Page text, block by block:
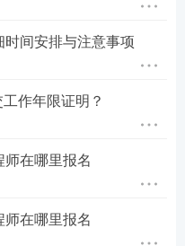
间安排与注意事项
作年限证明？
在哪里报名
在哪里报名